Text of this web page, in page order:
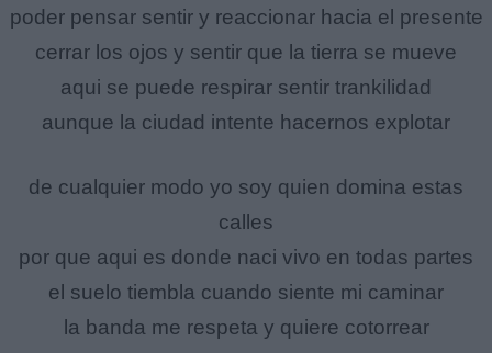
poder pensar sentir y reaccionar hacia el presente
cerrar los ojos y sentir que la tierra se mueve
aqui se puede respirar sentir trankilidad
aunque la ciudad intente hacernos explotar
de cualquier modo yo soy quien domina estas
calles
por que aqui es donde naci vivo en todas partes
el suelo tiembla cuando siente mi caminar
la banda me respeta y quiere cotorrear